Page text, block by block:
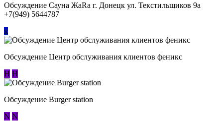
Обсуждение Сауна ЖаRa г. Донецк ул. Текстильщиков 9а
+7(949) 5644787
к
Обсуждение Центр обслуживания клиентов феникс
Н Н
Обсуждение Burger station
N N